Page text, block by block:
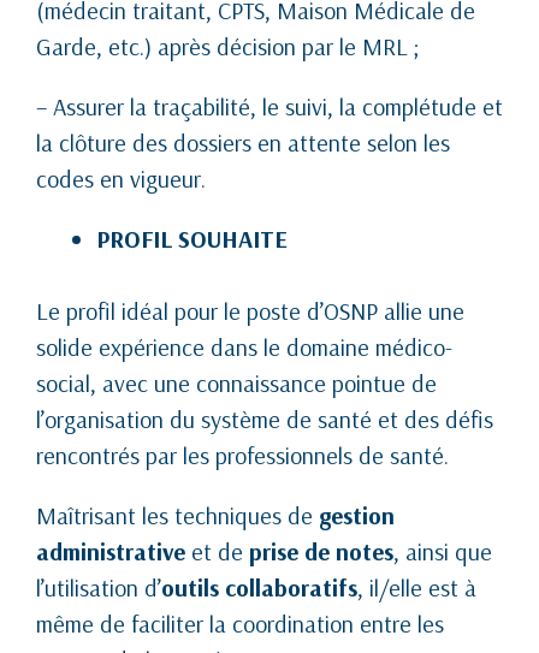
(médecin traitant, CPTS, Maison Médicale de
Garde, etc.) après décision par le MRL ;
– Assurer la traçabilité, le suivi, la complétude et
la clôture des dossiers en attente selon les
codes en vigueur.
PROFIL SOUHAITE
Le profil idéal pour le poste d’OSNP allie une
solide expérience dans le domaine médico-
social, avec une connaissance pointue de
l’organisation du système de santé et des défis
rencontrés par les professionnels de santé.
Maîtrisant les techniques de gestion
administrative et de prise de notes, ainsi que
l’utilisation d’outils collaboratifs, il/elle est à
même de faciliter la coordination entre les